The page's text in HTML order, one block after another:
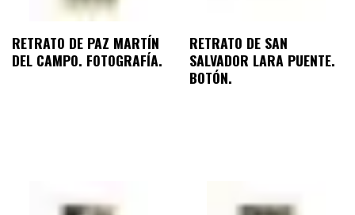
RETRATO DE PAZ MARTÍN
DEL CAMPO. FOTOGRAFÍA.
RETRATO DE SAN
SALVADOR LARA PUENTE.
BOTÓN.